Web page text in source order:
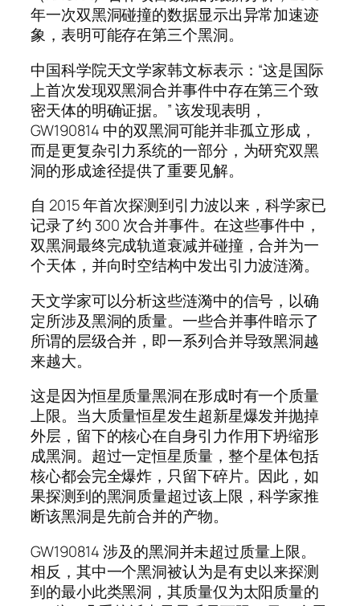
年一次双黑洞碰撞的数据显示出异常加速迹
象，表明可能存在第三个黑洞。
中国科学院天文学家韩文标表示：“这是国际
上首次发现双黑洞合并事件中存在第三个致
密天体的明确证据。” 该发现表明，
GW190814 中的双黑洞可能并非孤立形成，
而是更复杂引力系统的一部分，为研究双黑
洞的形成途径提供了重要见解。
自 2015 年首次探测到引力波以来，科学家已
记录了约 300 次合并事件。在这些事件中，
双黑洞最终完成轨道衰减并碰撞，合并为一
个天体，并向时空结构中发出引力波涟漪。
天文学家可以分析这些涟漪中的信号，以确
定所涉及黑洞的质量。一些合并事件暗示了
所谓的层级合并，即一系列合并导致黑洞越
来越大。
这是因为恒星质量黑洞在形成时有一个质量
上限。当大质量恒星发生超新星爆发并抛掉
外层，留下的核心在自身引力作用下坍缩形
成黑洞。超过一定恒星质量，整个星体包括
核心都会完全爆炸，只留下碎片。因此，如
果探测到的黑洞质量超过该上限，科学家推
断该黑洞是先前合并的产物。
GW190814 涉及的黑洞并未超过质量上限。
相反，其中一个黑洞被认为是有史以来探测
到的最小此类黑洞，其质量仅为太阳质量的